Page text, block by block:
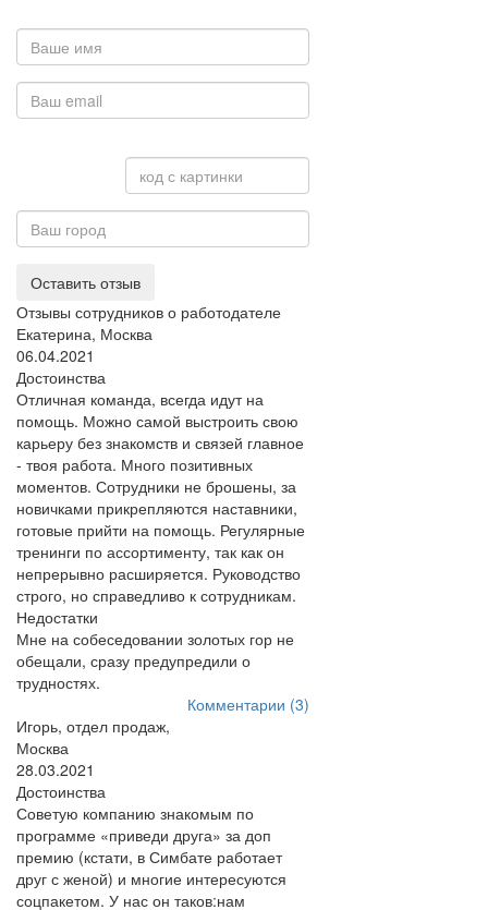
Оставить отзыв
Отзывы сотрудников о работодателе
Екатерина, Москва
06.04.2021
Достоинства
Отличная команда, всегда идут на
помощь. Можно самой выстроить свою
карьеру без знакомств и связей главное
- твоя работа. Много позитивных
моментов. Сотрудники не брошены, за
новичками прикрепляются наставники,
готовые прийти на помощь. Регулярные
тренинги по ассортименту, так как он
непрерывно расширяется. Руководство
строго, но справедливо к сотрудникам.
Недостатки
Мне на собеседовании золотых гор не
обещали, сразу предупредили о
трудностях.
Комментарии (3)
Игорь, отдел продаж,
Москва
28.03.2021
Достоинства
Советую компанию знакомым по
программе «приведи друга» за доп
премию (кстати, в Симбате работает
друг с женой) и многие интересуются
соцпакетом. У нас он таков:нам